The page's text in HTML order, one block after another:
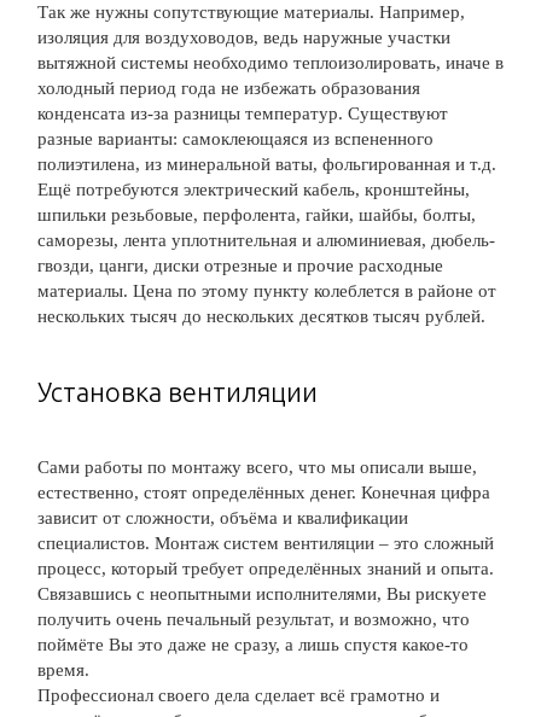
Так же нужны сопутствующие материалы. Например,
изоляция для воздуховодов, ведь наружные участки
вытяжной системы необходимо теплоизолировать, иначе в
холодный период года не избежать образования
конденсата из-за разницы температур. Существуют
разные варианты: самоклеющаяся из вспененного
полиэтилена, из минеральной ваты, фольгированная и т.д.
Ещё потребуются электрический кабель, кронштейны,
шпильки резьбовые, перфолента, гайки, шайбы, болты,
саморезы, лента уплотнительная и алюминиевая, дюбель-
гвозди, цанги, диски отрезные и прочие расходные
материалы. Цена по этому пункту колеблется в районе от
нескольких тысяч до нескольких десятков тысяч рублей.
Установка вентиляции
Сами работы по монтажу всего, что мы описали выше,
естественно, стоят определённых денег. Конечная цифра
зависит от сложности, объёма и квалификации
специалистов. Монтаж систем вентиляции – это сложный
процесс, который требует определённых знаний и опыта.
Связавшись с неопытными исполнителями, Вы рискуете
получить очень печальный результат, и возможно, что
поймёте Вы это даже не сразу, а лишь спустя какое-то
время.
Профессионал своего дела сделает всё грамотно и